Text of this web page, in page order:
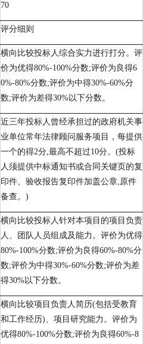
70
评分细则
横向比较投标人综合实力进行打分。 评
价为优得80%-100%分数;评价为良得6
0%-80%分数;评价为中得30%-60%分
数;评价为差得30%以下分数。
近三年投标人曾经承担过的政府机关事
业单位常年法律顾问服务项目， 每提供
一个的得2分,最高不超过10分。 (投标
人须提供中标通知书或合同关键页的复
印件、验收报告复印件加盖公章,原件
备查。 )
横向比较投标人针对本项目的项目负责
人、团队人员组成及能力 。 评价为优得
80%-100%分数;评价为良得60%-80%分
数;评价为中得30%-60%分数;评价为差
得30%以下分数。
横向比较项目负责人简历(包括受教育
和工作经历)、项目研究能力。评价为
优得80%-100%分数;评价为良得60%-8